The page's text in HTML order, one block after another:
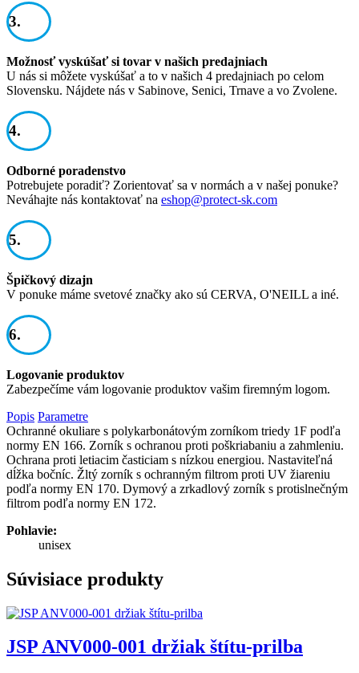
3.
Možnosť vyskúšať si tovar v našich predajniach
U nás si môžete vyskúšať a to v našich 4 predajniach po celom
Slovensku. Nájdete nás v Sabinove, Senici, Trnave a vo Zvolene.
4.
Odborné poradenstvo
Potrebujete poradiť? Zorientovať sa v normách a v našej ponuke?
Neváhajte nás kontaktovať na eshop@protect-sk.com
5.
Špičkový dizajn
V ponuke máme svetové značky ako sú CERVA, O'NEILL a iné.
6.
Logovanie produktov
Zabezpečíme vám logovanie produktov vašim firemným logom.
Popis Parametre
Ochranné okuliare s polykarbonátovým zorníkom triedy 1F podľa
normy EN 166. Zorník s ochranou proti poškriabaniu a zahmleniu.
Ochrana proti letiacim časticiam s nízkou energiou. Nastaviteľná
dĺžka bočníc. Žltý zorník s ochranným filtrom proti UV žiareniu
podľa normy EN 170. Dymový a zrkadlový zorník s protislnečným
filtrom podľa normy EN 172.
Pohlavie:
unisex
Súvisiace produkty
JSP ANV000-001 držiak štítu-prilba